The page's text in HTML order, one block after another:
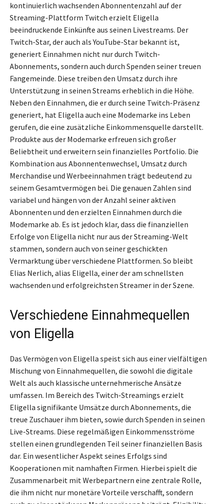
kontinuierlich wachsenden Abonnentenzahl auf der
Streaming-Plattform Twitch erzielt Eligella
beeindruckende Einkünfte aus seinen Livestreams. Der
Twitch-Star, der auch als YouTube-Star bekannt ist,
generiert Einnahmen nicht nur durch Twitch-
Abonnements, sondern auch durch Spenden seiner treuen
Fangemeinde. Diese treiben den Umsatz durch ihre
Unterstützung in seinen Streams erheblich in die Höhe.
Neben den Einnahmen, die er durch seine Twitch-Präsenz
generiert, hat Eligella auch eine Modemarke ins Leben
gerufen, die eine zusätzliche Einkommensquelle darstellt.
Produkte aus der Modemarke erfreuen sich großer
Beliebtheit und erweitern sein finanzielles Portfolio. Die
Kombination aus Abonnentenwechsel, Umsatz durch
Merchandise und Werbeeinnahmen trägt bedeutend zu
seinem Gesamtvermögen bei. Die genauen Zahlen sind
variabel und hängen von der Anzahl seiner aktiven
Abonnenten und den erzielten Einnahmen durch die
Modemarke ab. Es ist jedoch klar, dass die finanziellen
Erfolge von Eligella nicht nur aus der Streaming-Welt
stammen, sondern auch von seiner geschickten
Vermarktung über verschiedene Plattformen. So bleibt
Elias Nerlich, alias Eligella, einer der am schnellsten
wachsenden und erfolgreichsten Streamer in der Szene.
Verschiedene Einnahmequellen
von Eligella
Das Vermögen von Eligella speist sich aus einer vielfältigen
Mischung von Einnahmequellen, die sowohl die digitale
Welt als auch klassische unternehmerische Ansätze
umfassen. Im Bereich des Twitch-Streamings erzielt
Eligella signifikante Umsätze durch Abonnements, die
treue Zuschauer ihm bieten, sowie durch Spenden in seinen
Live-Streams. Diese regelmäßigen Einkommensströme
stellen einen grundlegenden Teil seiner finanziellen Basis
dar. Ein wesentlicher Aspekt seines Erfolgs sind
Kooperationen mit namhaften Firmen. Hierbei spielt die
Zusammenarbeit mit Werbepartnern eine zentrale Rolle,
die ihm nicht nur monetäre Vorteile verschafft, sondern